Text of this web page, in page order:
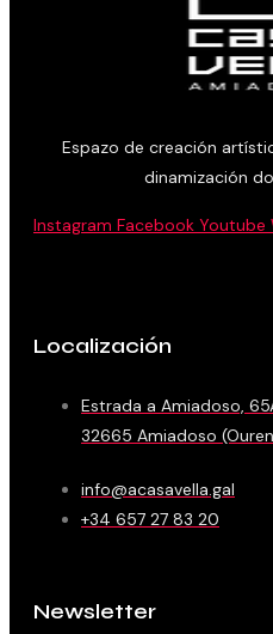
Espazo de creación
dinamización
Instagram Facebook Youtube
Localización
Estrada a Amiadoso,
32665 Amiadoso
info@acasavella.gal
+34 657 27 83 20
Newsletter